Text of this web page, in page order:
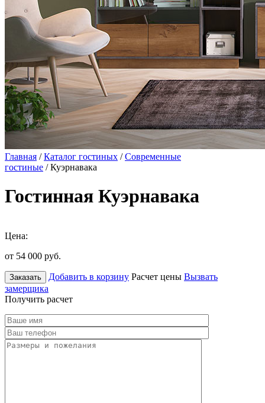
Главная /Каталог гостиных /Современные
гостиные / Куэрнавака
Гостинная Куэрнавака
Цена:
от 54 000 руб.
Заказать Добавить в корзину Расчет цены Вызвать
замерщика
Получить расчет